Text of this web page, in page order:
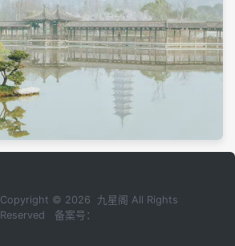
Copyright © 2026 九星阁 All Rights
Reserved 备案号：